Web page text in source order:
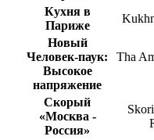
Кухня в
Париже
Новый
Человек-паук:
Высокое
напряжение
Tha
Скорый
«Москва -
Россия»